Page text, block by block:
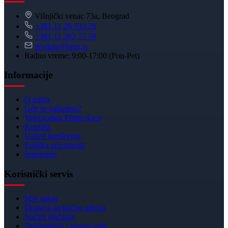
Višnjički venac 73a, Beograd
+381 11 28 333 28
+381 11 383 77 78
prodaja@breg.rs
Radno vreme: 9:00-17:00 (Pon-Pet)
Informacije
O nama
Gde se nalazimo?
Veleprodaja Flutto d.o.o
Kontakt
Uslovi korišćenja
Politika privatnosti
Impresum
Korisnički servis
Moj nalog
Dostava na kućnu adresu
Načini plaćanja
Reklamacije i povrat robe